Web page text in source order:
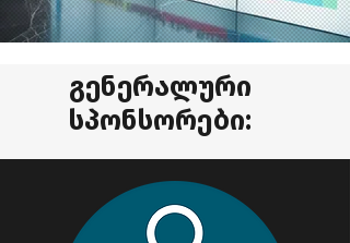
გენერალური
სპონსორები: